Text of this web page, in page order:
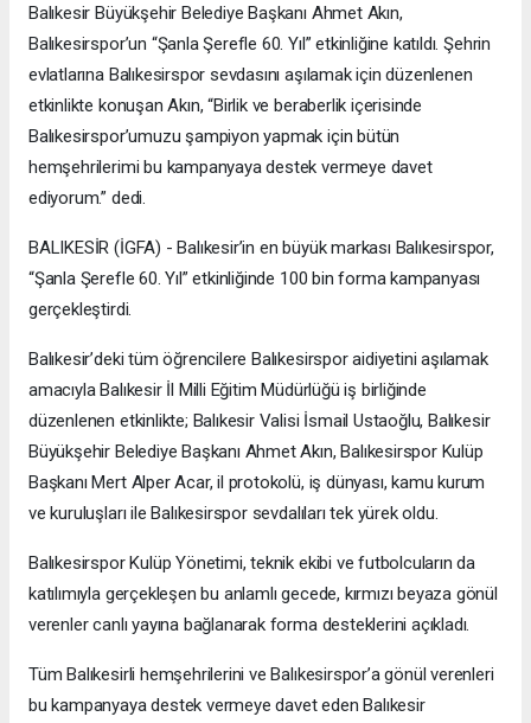
Balıkesir Büyükşehir Belediye Başkanı Ahmet Akın,
Balıkesirspor’un “Şanla Şerefle 60. Yıl” etkinliğine katıldı. Şehrin
evlatlarına Balıkesirspor sevdasını aşılamak için düzenlenen
etkinlikte konuşan Akın, “Birlik ve beraberlik içerisinde
Balıkesirspor’umuzu şampiyon yapmak için bütün
hemşehrilerimi bu kampanyaya destek vermeye davet
ediyorum.” dedi.
BALIKESİR (İGFA) - Balıkesir’in en büyük markası Balıkesirspor,
“Şanla Şerefle 60. Yıl” etkinliğinde 100 bin forma kampanyası
gerçekleştirdi.
Balıkesir’deki tüm öğrencilere Balıkesirspor aidiyetini aşılamak
amacıyla Balıkesir İl Milli Eğitim Müdürlüğü iş birliğinde
düzenlenen etkinlikte; Balıkesir Valisi İsmail Ustaoğlu, Balıkesir
Büyükşehir Belediye Başkanı Ahmet Akın, Balıkesirspor Kulüp
Başkanı Mert Alper Acar, il protokolü, iş dünyası, kamu kurum
ve kuruluşları ile Balıkesirspor sevdalıları tek yürek oldu.
Balıkesirspor Kulüp Yönetimi, teknik ekibi ve futbolcuların da
katılımıyla gerçekleşen bu anlamlı gecede, kırmızı beyaza gönül
verenler canlı yayına bağlanarak forma desteklerini açıkladı.
Tüm Balıkesirli hemşehrilerini ve Balıkesirspor’a gönül verenleri
bu kampanyaya destek vermeye davet eden Balıkesir